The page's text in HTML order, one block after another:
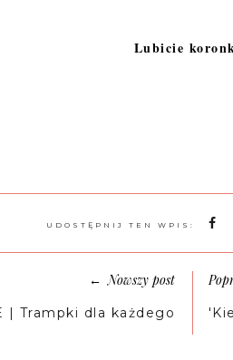
Lubicie
UDOSTĘPNIJ TEN WPIS:
←Nowszy post
| Trampki dla każdego